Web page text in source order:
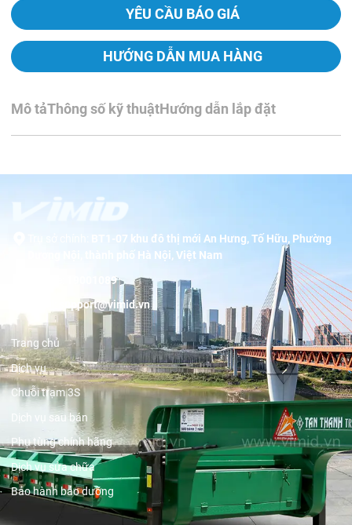
YÊU CẦU BÁO GIÁ
HƯỚNG DẪN MUA HÀNG
Mô tảThông số kỹ thuậtHướng dẫn lắp đặt
BT1-07 khu đô thị mới An Hưng, Tố Hữu, Phường
Dương Nội, thành phố Hà Nội, Việt Nam
19001089
support@vimid.vn
Trang chủ
Dịch vụ
Chuỗi trạm 3S
Dịch vụ sau bán
Phụ tùng chính hãng
Dịch vụ sửa chữa
Bảo hành bảo dưỡng